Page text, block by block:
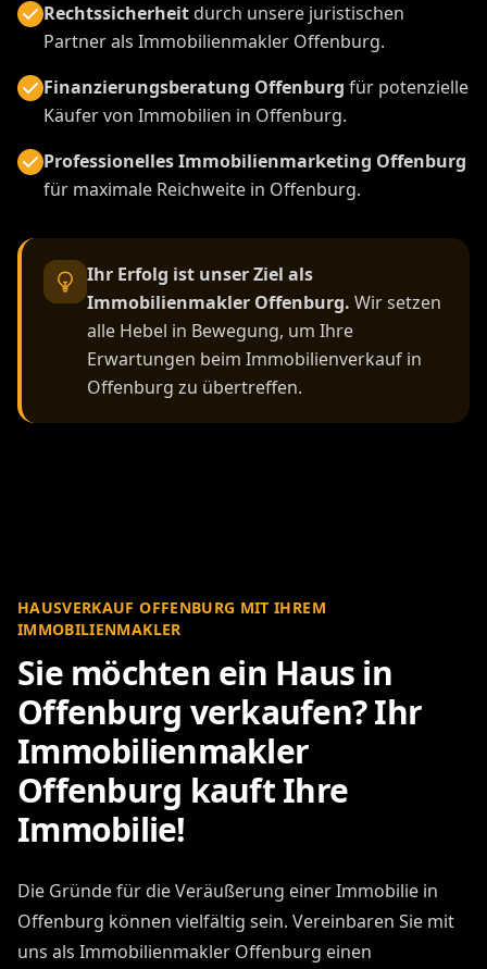
Rechtssicherheitdurch unsere juristischen
Partner als Immobilienmakler Offenburg.
Finanzierungsberatung Offenburg für potenzielle
Käufer von Immobilien in Offenburg.
Professionelles Immobilienmarketing Offenburg
für maximale Reichweite in Offenburg.
Ihr Erfolg ist unser Ziel als
Immobilienmakler Offenburg. Wir setzen
alle Hebel in Bewegung, um Ihre
Erwartungen beim Immobilienverkauf in
Offenburg zu übertreffen.
HAUSVERKAUF OFFENBURG MIT IHREM
IMMOBILIENMAKLER
Sie möchten ein Haus in
Offenburg verkaufen? Ihr
Immobilienmakler
Offenburg kauft Ihre
Immobilie!
Die Gründe für die Veräußerung einer Immobilie in
Offenburg können vielfältig sein. Vereinbaren Sie mit
uns als Immobilienmakler Offenburg einen